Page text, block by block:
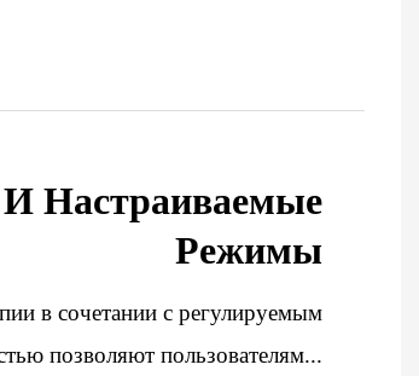
Настраиваемые
Режимы
в сочетании с регулируемым
позволяют пользователям...